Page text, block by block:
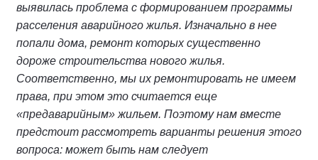
выявилась проблема с формированием программы
расселения аварийного жилья. Изначально в нее
попали дома, ремонт которых существенно
дороже строительства нового жилья.
Соответственно, мы их ремонтировать не имеем
права, при этом это считается еще
«предаварийным» жильем. Поэтому нам вместе
предстоит рассмотреть варианты решения этого
вопроса: может быть нам следует